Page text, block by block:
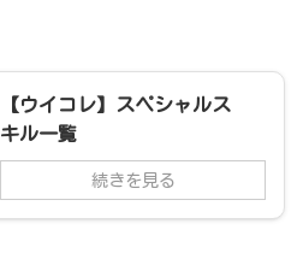
【ウイコレ】スペシャルス
キル一覧
続きを見る